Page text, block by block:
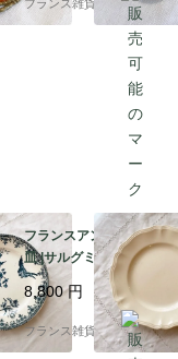
フランス雑貨chouchou
フランスアンティーク
皿 |サルグミンヌ窯 Sar
reguemines 花リム 温
かみのあるエクリュカ
ラー | 1920-50年頃
8,800円
フランス雑貨chouchou